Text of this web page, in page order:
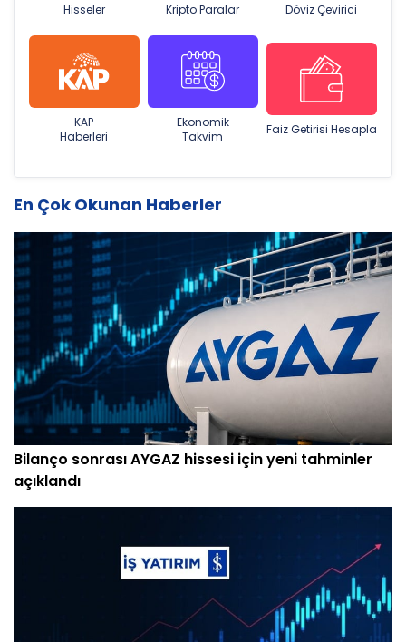
Hisseler Kripto Paralar Döviz Çevirici
KAP
Haberleri
Ekonomik
Takvim
Faiz Getirisi Hesapla
En Çok Okunan Haberler
Bilanço sonrası AYGAZ hissesi için yeni tahminler
açıklandı